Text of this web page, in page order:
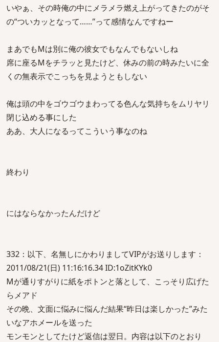
いやぁ、その時俺の中にメラメラ燃え上がってきたのがそ
の“ついカッとなって……”って感情なんですねー
まあでもMは別に俺の彼女でもなんでもないしね
席に座るMをチラッと見たけど、休みの前の時みたいに全
くの無表示でこっちを見ようともしない
俺は頭の中をゴウゴウまわってる色んな気持ちをムリヤリ
閉じ込める事にした
ああ、大人になるってこういう事なのね
終わり
にはならなかったんだけど
332：以下、名無しにかわりましてVIPがお送りします：
2011/08/21(日) 11:16:16.34 ID:1oZitKYk0
Mが通りすがりに紙をポトンと落として、こっそり広げた
らメアド
その晩、文面に悩みに悩んだ結果“昨日は楽しかった”みた
いなアホメールを送った
モンモンとしてたけど返信は翌日。内容は以下のとおり